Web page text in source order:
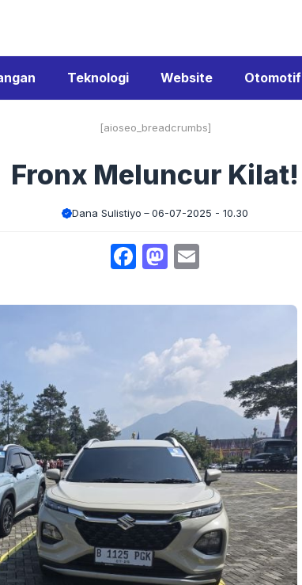
Teknologi Website Otomotif
[aioseo_breadcrumbs]
Fronx Meluncur Kilat!
Dana Sulistiyo 06-07-2025 - 10.30
Facebook
Mastodon